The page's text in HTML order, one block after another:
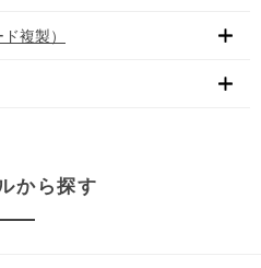
複製）
から探す